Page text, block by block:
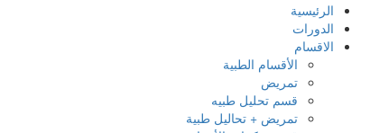
الرئيسية
الدورات
الاقسام
الأقسام الطبية
تمريض
قسم تحليل طبيه
تمريض + تحاليل طبية